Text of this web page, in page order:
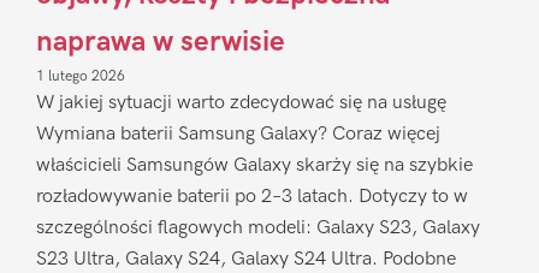
naprawa w serwisie
1 lutego 2026
W jakiej sytuacji warto zdecydować się na usługę
Wymiana baterii Samsung Galaxy? Coraz więcej
właścicieli Samsungów Galaxy skarży się na szybkie
rozładowywanie baterii po 2–3 latach. Dotyczy to w
szczególności flagowych modeli: Galaxy S23, Galaxy
S23 Ultra, Galaxy S24, Galaxy S24 Ultra. Podobne